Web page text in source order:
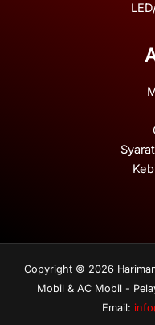
Copyright © 2026
Mobil & AC Mobil -
Email: